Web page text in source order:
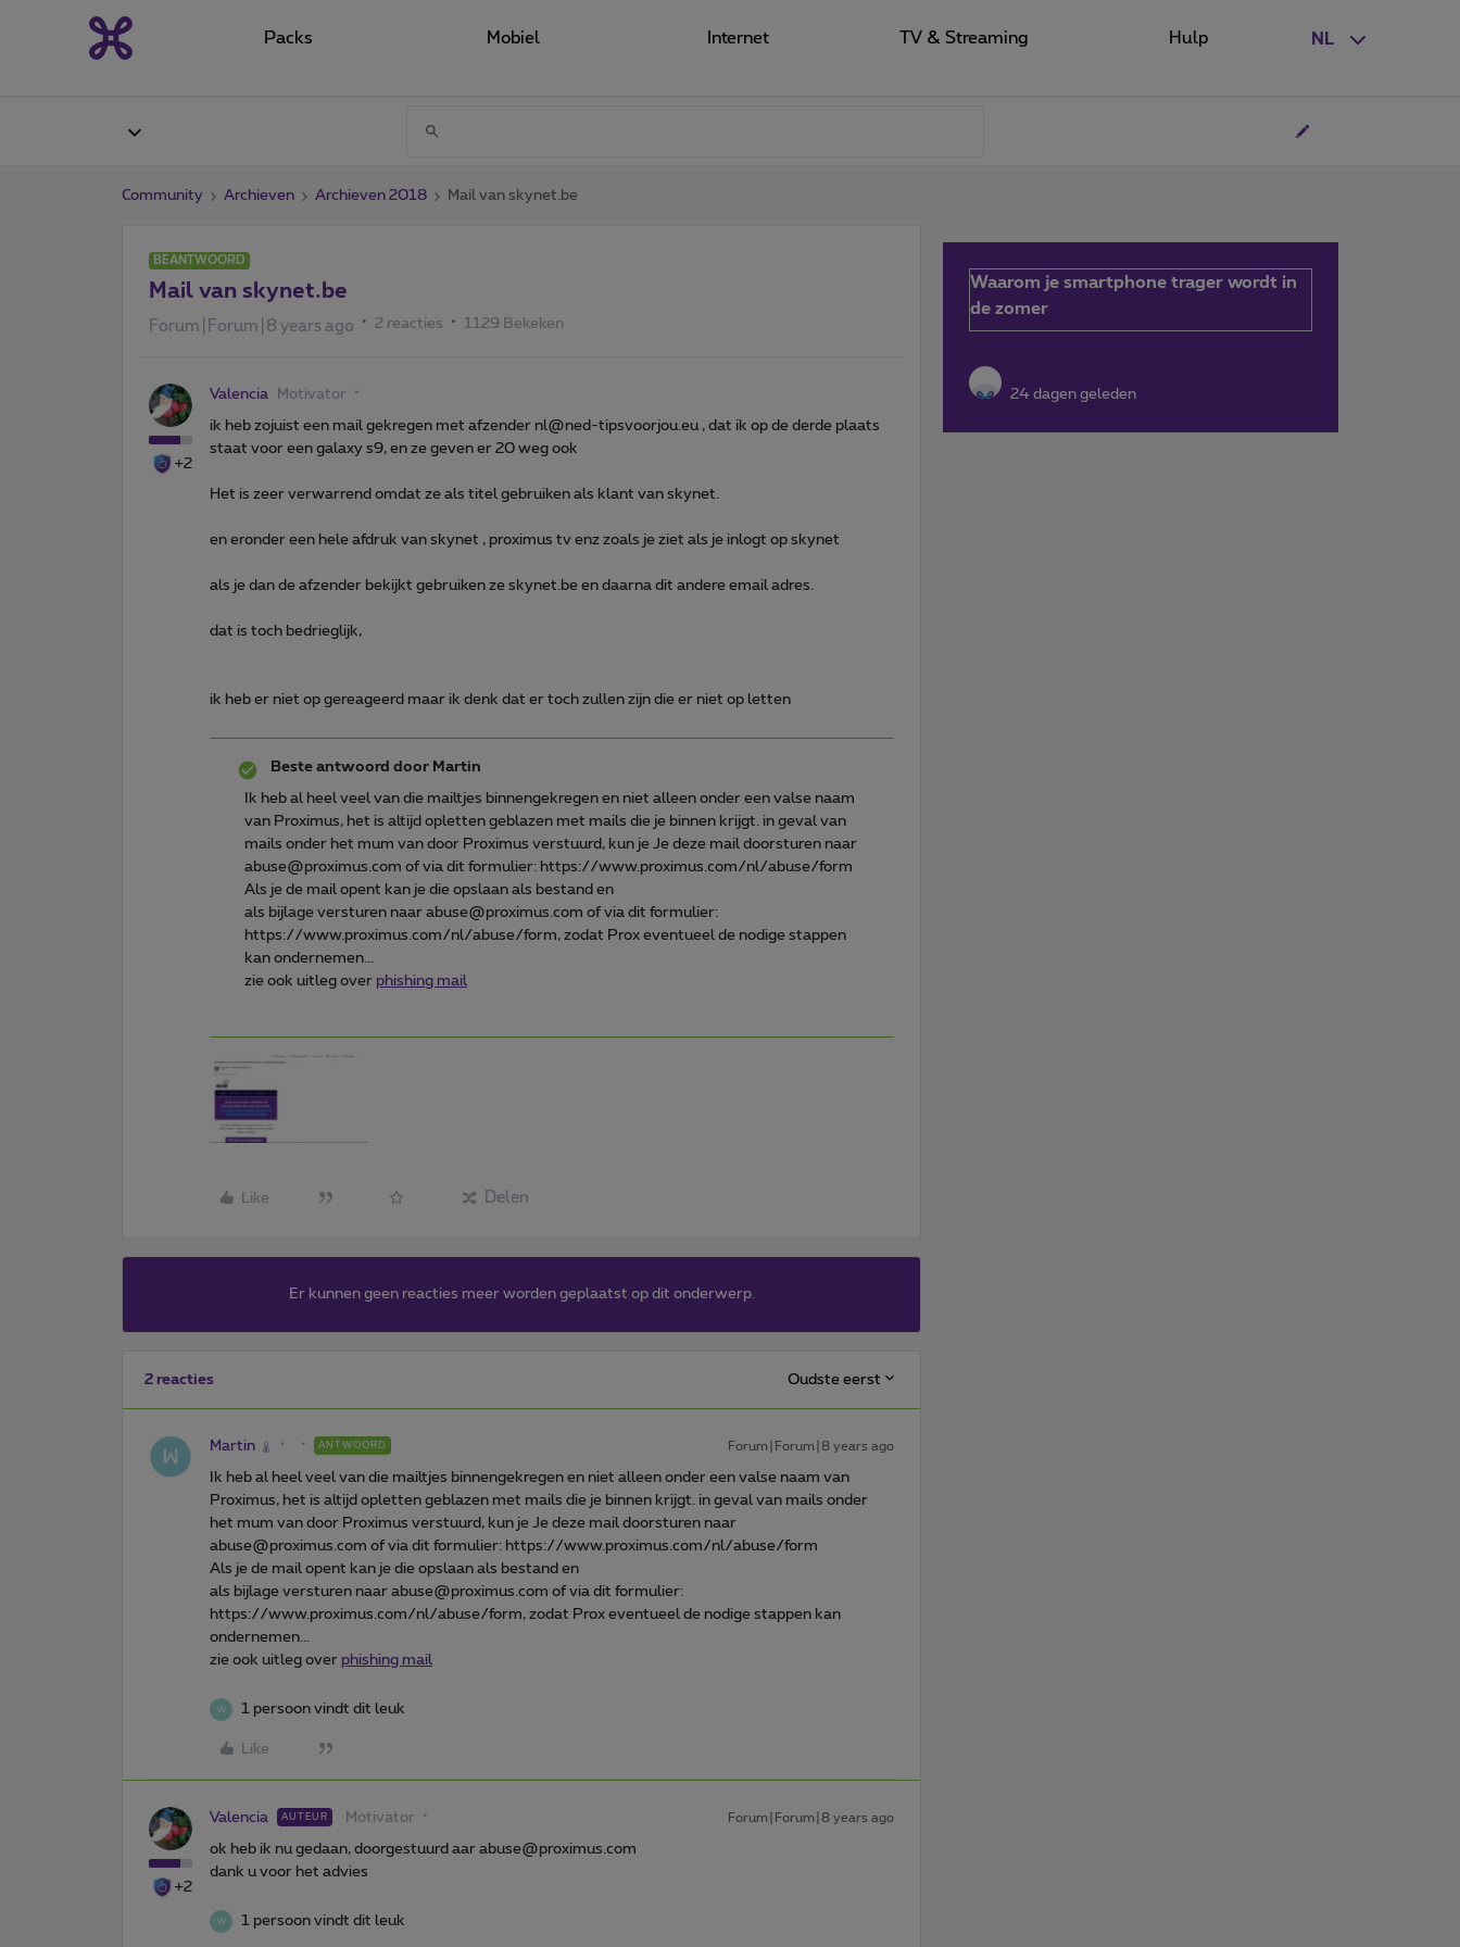
NL
Packs Mobiel Internet TV & Streaming Hulp
Community Archieven Archieven 2018 Mail van skynet.be
BEANTWOORD
Mail van skynet.be
Forum|Forum|8 years ago 2 reacties 1129 Bekeken
+2
Valencia Motivator
ik heb zojuist een mail gekregen met afzender nl@ned-tipsvoorjou.eu , dat ik op de derde plaats
staat voor een galaxy s9, en ze geven er 20 weg ook
Het is zeer verwarrend omdat ze als titel gebruiken als klant van skynet.
en eronder een hele afdruk van skynet , proximus tv enz zoals je ziet als je inlogt op skynet
als je dan de afzender bekijkt gebruiken ze skynet.be en daarna dit andere email adres.
dat is toch bedrieglijk,
ik heb er niet op gereageerd maar ik denk dat er toch zullen zijn die er niet op letten
Beste antwoord door Martin
Ik heb al heel veel van die mailtjes binnengekregen en niet alleen onder een valse naam
van Proximus, het is altijd opletten geblazen met mails die je binnen krijgt. in geval van
mails onder het mum van door Proximus verstuurd, kun je Je deze mail doorsturen naar
abuse@proximus.com of via dit formulier: https://www.proximus.com/nl/abuse/form
Als je de mail opent kan je die opslaan als bestand en
als bijlage versturen naar abuse@proximus.com of via dit formulier:
https://www.proximus.com/nl/abuse/form, zodat Prox eventueel de nodige stappen
kan ondernemen...
zie ook uitleg over phishing mail
Like Delen
Er kunnen geen reacties meer worden geplaatst op dit onderwerp.
2 reacties Oudste eerst
Martin ANTWOORD Forum|Forum|8 years ago
Ik heb al heel veel van die mailtjes binnengekregen en niet alleen onder een valse naam van
Proximus, het is altijd opletten geblazen met mails die je binnen krijgt. in geval van mails onder
het mum van door Proximus verstuurd, kun je Je deze mail doorsturen naar
abuse@proximus.com of via dit formulier: https://www.proximus.com/nl/abuse/form
Als je de mail opent kan je die opslaan als bestand en
als bijlage versturen naar abuse@proximus.com of via dit formulier:
https://www.proximus.com/nl/abuse/form, zodat Prox eventueel de nodige stappen kan
ondernemen...
zie ook uitleg over phishing mail
W 1 persoon vindt dit leuk
Like
+2
Valencia AUTEUR Motivator Forum|Forum|8 years ago
ok heb ik nu gedaan, doorgestuurd aar abuse@proximus.com
dank u voor het advies
W 1 persoon vindt dit leuk
Waarom je smartphone trager wordt in
de zomer
24 dagen geleden